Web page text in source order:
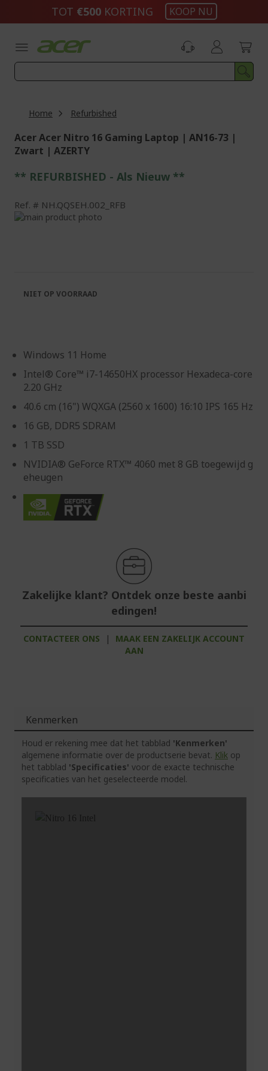
inhoud
TOT €500​KORTING KOOP NU
Home Refurbished
Acer Acer Nitro 16 Gaming Laptop | AN16-73 |
Zwart | AZERTY
** REFURBISHED - Als Nieuw **
Ref. NH.QQSEH.002_RFB
Ga
afbeeldingen-
gallerij
afbeeldingen-
Windows 11 Home
Intel® Core™ i7-14650HX processor Hexadeca-core
2.20 GHz
40.6 cm (16") WQXGA (2560 x 1600) 16:10 IPS 165 Hz
16 GB, DDR5 SDRAM
1 TB SSD
NVIDIA® GeForce RTX™ 4060 met 8 GB toegewijd g
eheugen
Zakelijke klant? Ontdek onze beste aanbi
edingen!
CONTACTEER ONS |
MAAK EEN ZAKELIJK ACCOUNT
AAN
NIET OP VOORRAAD
Kenmerken
Houd er rekening mee dat het tabblad 'Kenmerken'
algemene informatie over de productserie bevat. Klik op
het tabblad 'Specificaties' voor de exacte technische
specificaties van het geselecteerde model.